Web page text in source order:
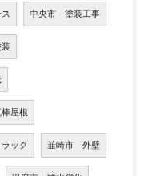
中央市 塗装工事
屋根
ック 韮崎市 外壁